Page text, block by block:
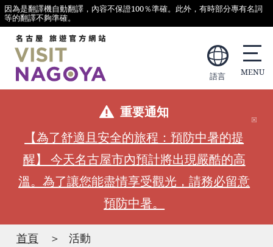
因為是翻譯機自動翻譯，內容不保證100％準確。此外，有時部分專有名詞
等的翻譯不夠準確。
語言
重要通知
【為了舒適且安全的旅程：預防中暑的提
醒】 今天名古屋市內預計將出現嚴酷的高
溫。為了讓您能盡情享受觀光，請務必留意
預防中暑。
首頁 活動